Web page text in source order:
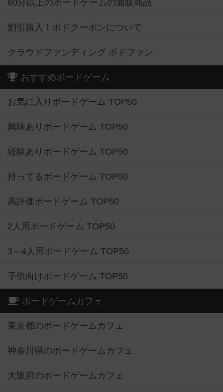
60分以上のボードゲームの通販商品
割引購入！ボドクーポンについて
クラウドファンディング ボドファン
おすすめボードゲーム
お気に入りボードゲーム TOP50
興味ありボードゲーム TOP50
経験ありボードゲーム TOP50
持ってるボードゲーム TOP50
高評価ボードゲーム TOP50
2人用ボードゲーム TOP50
3～4人用ボードゲーム TOP50
子供向けボードゲーム TOP50
ボードゲームカフェ
東京都のボードゲームカフェ
神奈川県のボードゲームカフェ
大阪府のボードゲームカフェ